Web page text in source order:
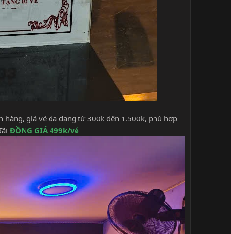
hàng, giá vé đa dạng từ 300k đến 1.500k, phù hợp
ĐỒNG GIÁ 499k/vé